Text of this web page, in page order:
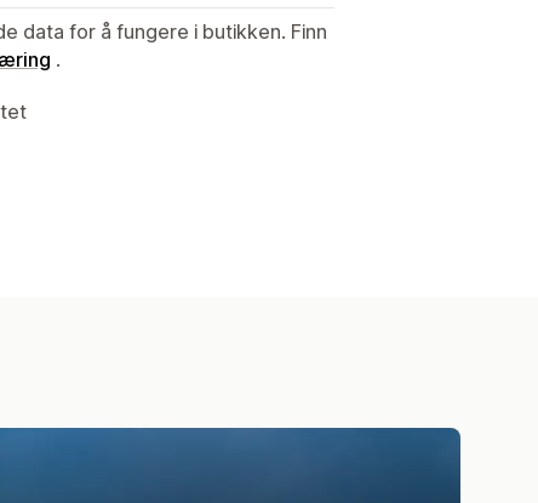
data for å fungere i butikken. Finn
.